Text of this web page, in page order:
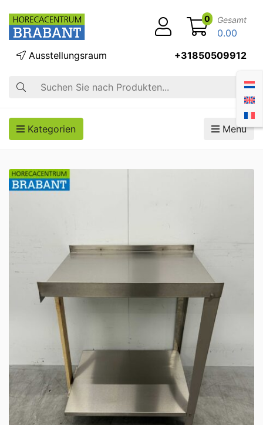
Suche
Ausstellungsraum +31850509912
0 Gesamt
0.00
Kategorien Menü